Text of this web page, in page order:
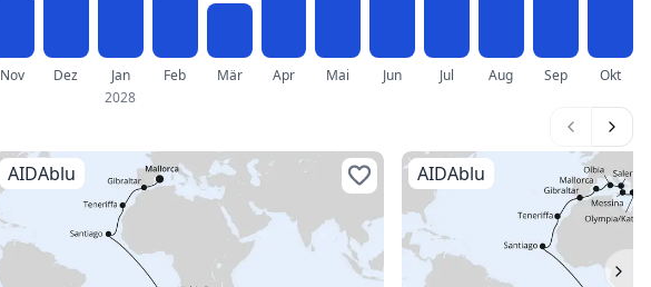
Nov Dez
Jan
2028
Feb Mär Apr Mai Jun Jul Aug Sep Okt
AIDAblu AIDAblu